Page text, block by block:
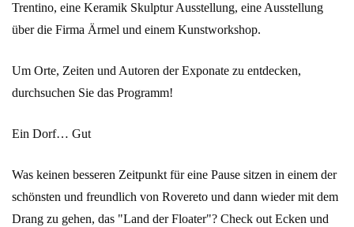
Trentino, eine Keramik Skulptur Ausstellung, eine Ausstellung
über die Firma Ärmel und einem Kunstworkshop.
Um Orte, Zeiten und Autoren der Exponate zu entdecken,
durchsuchen Sie das Programm!
Ein Dorf… Gut
Was keinen besseren Zeitpunkt für eine Pause sitzen in einem der
schönsten und freundlich von Rovereto und dann wieder mit dem
Drang zu gehen, das "Land der Floater"? Check out Ecken und